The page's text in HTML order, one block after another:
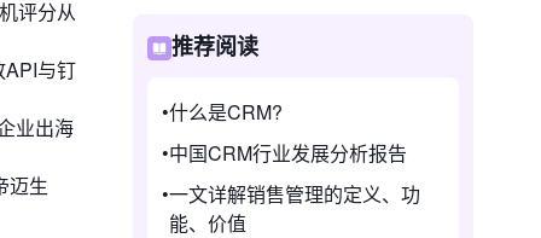
评分从
API与钉
业出海
迈生
推荐阅读
什么是CRM?
中国CRM行业发展分析报告
一文详解销售管理的定义、功
能、价值